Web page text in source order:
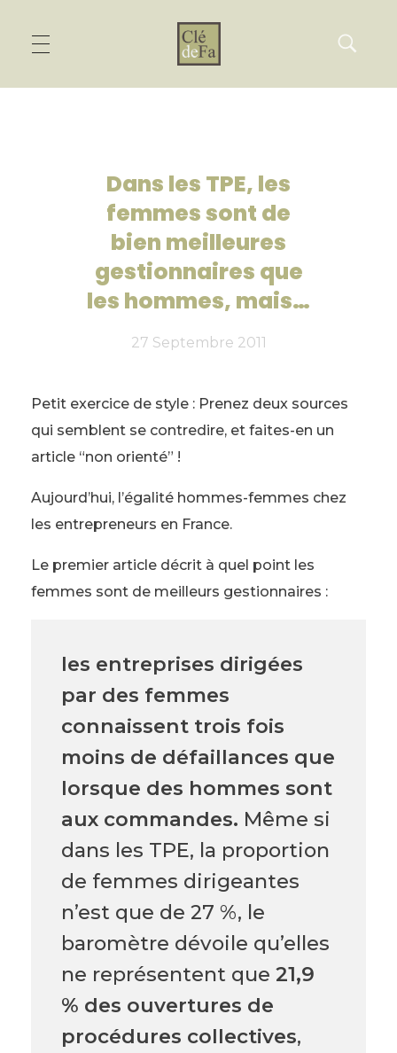
Dans les TPE, les
femmes sont de
bien meilleures
gestionnaires que
les hommes, mais…
27 Septembre 2011
Petit exercice de style : Prenez deux sources
qui semblent se contredire, et faites-en un
article “non orienté” !
Aujourd’hui, l’égalité hommes-femmes chez
les entrepreneurs en France.
Le premier article décrit à quel point les
femmes sont de meilleurs gestionnaires :
les entreprises dirigées
par des femmes
connaissent trois fois
moins de défaillances que
lorsque des hommes sont
aux commandes. Même si
dans les TPE, la proportion
de femmes dirigeantes
n’est que de 27 %, le
baromètre dévoile qu’elles
ne représentent que 21,9
% des ouvertures de
procédures collectives,